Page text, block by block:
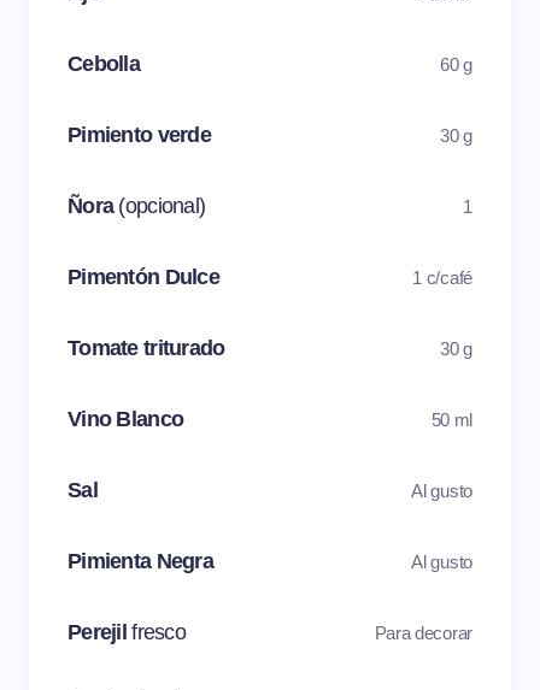
Cebolla 60 g
Pimiento verde 30 g
Ñora (opcional) 1
Pimentón Dulce 1 c/café
Tomate triturado 30 g
Vino Blanco 50 ml
Sal Al gusto
Pimienta Negra Al gusto
Perejilfresco Para decorar